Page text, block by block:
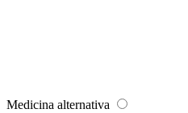
Medicina alternativa